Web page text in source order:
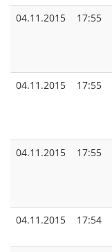
04.11.2015
17:55
04.11.2015
17:55
04.11.2015
17:55
04.11.2015
17:54